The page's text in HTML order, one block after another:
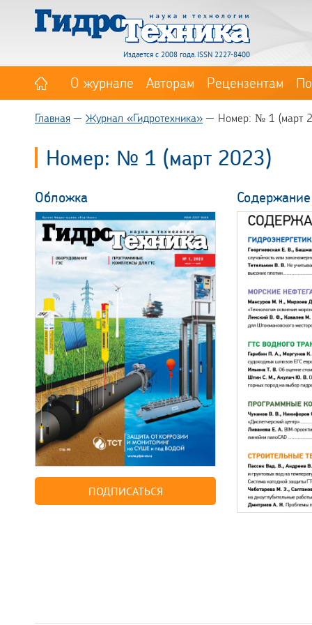
Издается с 2008 года. ISSN 2227-8400
О журнале Авторам Рецензентам
Главная Журнал «Гидротехника» Номер: № 1 (март
Номер: № 1 (март 2023)
Обложка
ПОДПИСАТЬСЯ
Содержание